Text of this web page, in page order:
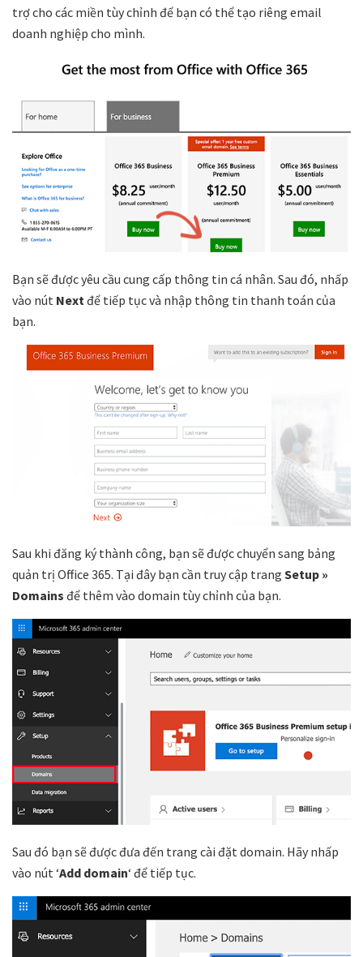
trợ cho các miền tùy chỉnh để bạn có thể tạo riêng email
doanh nghiệp cho mình.
Bạn sẽ được yêu cầu cung cấp thông tin cá nhân. Sau đó, nhấp
vào nút Nextđể tiếp tục và nhập thông tin thanh toán của
bạn.
Sau khi đăng ký thành công, bạn sẽ được chuyển sang bảng
quản trị Office 365. Tại đây bạn cần truy cập trang Setup »
Domains để thêm vào domain tùy chỉnh của bạn.
Sau đó bạn sẽ được đưa đến trang cài đặt domain. Hãy nhấp
vào nút ‘Add domain‘ để tiếp tục.